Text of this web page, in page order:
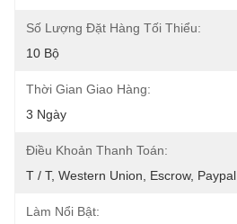
Số Lượng Đặt Hàng Tối Thiểu:
10 Bộ
Thời Gian Giao Hàng:
3 Ngày
Điều Khoản Thanh Toán:
T / T, Western Union, Escrow, Paypal
Làm Nổi Bật: